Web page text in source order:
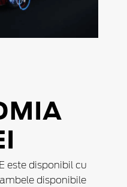
este disponibil cu
disponibile